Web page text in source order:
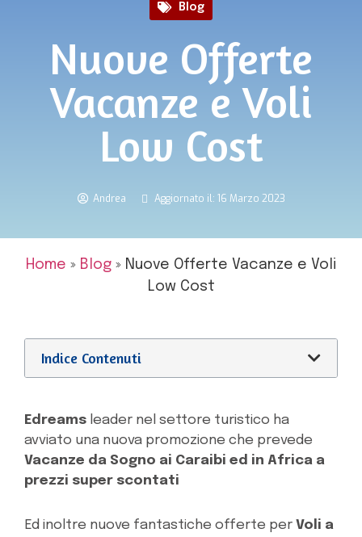
Blog
Nuove Offerte
Vacanze e Voli
Low Cost
Andrea Aggiornato il: 16 Marzo 2023
Home » Blog » Nuove Offerte Vacanze e Voli
Low Cost
Indice Contenuti
Edreams leader nel settore turistico ha
avviato una nuova promozione che prevede
Vacanze da Sogno ai Caraibi ed in Africa a
prezzi super scontati
Ed inoltre nuove fantastiche offerte per Voli a